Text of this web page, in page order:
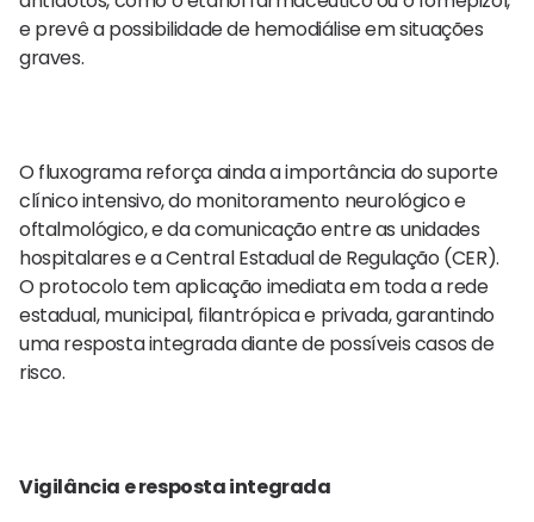
e prevê a possibilidade de hemodiálise em situações
graves.
O fluxograma reforça ainda a importância do suporte
clínico intensivo, do monitoramento neurológico e
oftalmológico, e da comunicação entre as unidades
hospitalares e a Central Estadual de Regulação (CER).
O protocolo tem aplicação imediata em toda a rede
estadual, municipal, filantrópica e privada, garantindo
uma resposta integrada diante de possíveis casos de
risco.
Vigilância e resposta integrada